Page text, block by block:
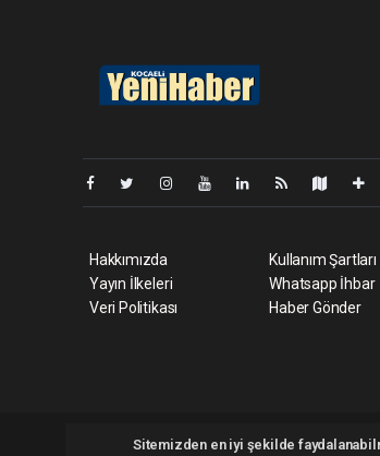
Sitemizden en iyi şekilde
Hakkımızda
Yayın İlkeleri
Veri Politikası
Kullanım Şartları
Whatsapp İhbar
Haber Gönder
Kocaeliyenihaber.com Tüm hakları saklı